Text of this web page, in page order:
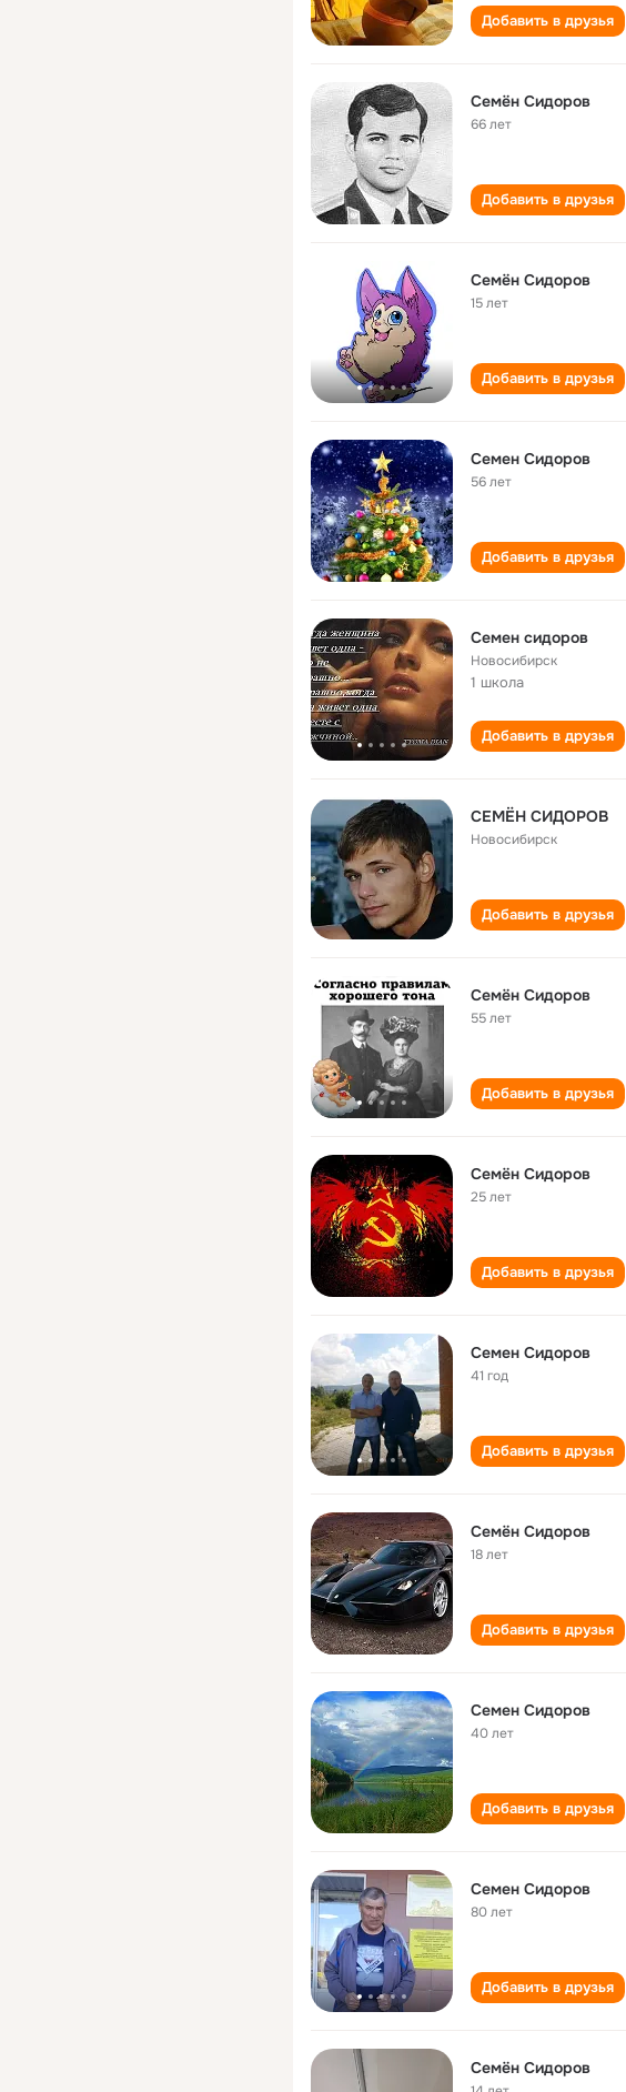
Добавить в друзья
Семён Сидоров
66 лет
Добавить в друзья
Семён Сидоров
15 лет
Добавить в друзья
Семен Сидоров
56 лет
Добавить в друзья
Семен сидоров
Новосибирск
1 школа
Добавить в друзья
СЕМЁН СИДОРОВ
Новосибирск
Добавить в друзья
Семён Сидоров
55 лет
Добавить в друзья
Семён Сидоров
25 лет
Добавить в друзья
Семен Сидоров
41 год
Добавить в друзья
Семён Сидоров
18 лет
Добавить в друзья
Семен Сидоров
40 лет
Добавить в друзья
Семен Сидоров
80 лет
Добавить в друзья
Семён Сидоров